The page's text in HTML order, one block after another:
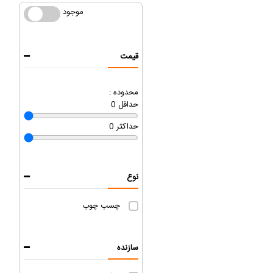
موجود موجود
قیمت
محدوده :
0 حداقل
0 حداکثر
نوع
چسب چوب
سازنده